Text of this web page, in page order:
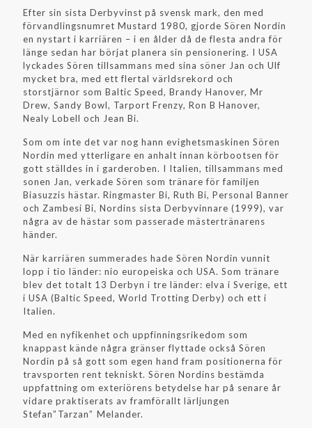
Efter sin sista Derbyvinst på svensk mark, den med
förvandlingsnumret Mustard 1980, gjorde Sören Nordin
en nystart i karriären – i en ålder då de flesta andra för
länge sedan har börjat planera sin pensionering. I USA
lyckades Sören tillsammans med sina söner Jan och Ulf
mycket bra, med ett flertal världsrekord och
storstjärnor som Baltic Speed, Brandy Hanover, Mr
Drew, Sandy Bowl, Tarport Frenzy, Ron B Hanover,
Nealy Lobell och Jean Bi.
Som om inte det var nog hann evighetsmaskinen Sören
Nordin med ytterligare en anhalt innan körbootsen för
gott ställdes in i garderoben. I Italien, tillsammans med
sonen Jan, verkade Sören som tränare för familjen
Biasuzzis hästar. Ringmaster Bi, Ruth Bi, Personal Banner
och Zambesi Bi, Nordins sista Derbyvinnare (1999), var
några av de hästar som passerade mästertränarens
händer.
När karriären summerades hade Sören Nordin vunnit
lopp i tio länder: nio europeiska och USA. Som tränare
blev det totalt 13 Derbyn i tre länder: elva i Sverige, ett
i USA (Baltic Speed, World Trotting Derby) och ett i
Italien.
Med en nyfikenhet och uppfinningsrikedom som
knappast kände några gränser flyttade också Sören
Nordin på så gott som egen hand fram positionerna för
travsporten rent tekniskt. Sören Nordins bestämda
uppfattning om exteriörens betydelse har på senare år
vidare praktiserats av framförallt lärljungen
Stefan”Tarzan” Melander.